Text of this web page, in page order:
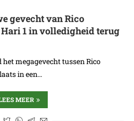
gevecht van Rico
1 in volledigheid terug
het megagevecht tussen Rico
in een…
MEER